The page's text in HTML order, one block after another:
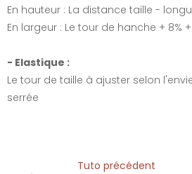
En hauteur : La distance taille -
En largeur : Le tour de hanche + 8%
- Elastique :
Le tour de taille à ajuster selon
serrée
Tuto précédent